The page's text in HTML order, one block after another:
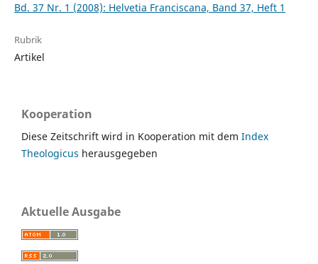
Bd. 37 Nr. 1 (2008): Helvetia Franciscana, Band 37, Heft 1
Rubrik
Artikel
Kooperation
Diese Zeitschrift wird in Kooperation mit dem Index
Theologicus herausgegeben
Aktuelle Ausgabe